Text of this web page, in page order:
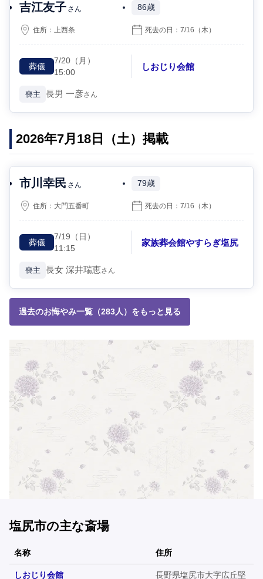
吉江友子 さん 86歳
住所：上西条 死去の日：7/16 （木）
葬儀
7/20 （月）
15:00
しおじり会館
喪主 長男 一彦さん
2026年7月18日（土）掲載
市川幸民 さん 79歳
住所： 大門五番町 死去の日：7/16 （木）
葬儀
7/19 （日）
11:15
家族葬会館やすらぎ塩尻
喪主 長女 深井瑞恵さん
過去のお悔やみ一覧（283人）をもっと見る
塩尻市の主な斎場
名称 住所
しおじり会館 長野県塩尻市大字広丘堅